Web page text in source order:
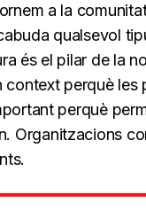
a la
qualsevol
és el pilar de la
context perquè
perquè
Organitzacions